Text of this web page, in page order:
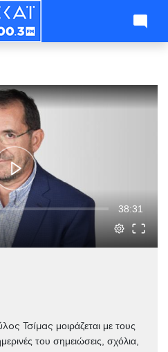
mode_comment
38:31
Τσίμας μοιράζεται με τους
του σημειώσεις, σχόλια,